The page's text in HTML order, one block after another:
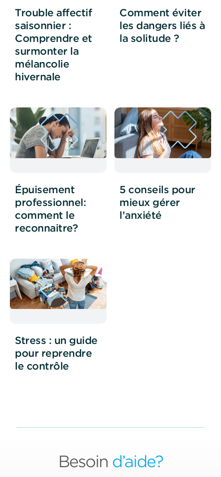
Trouble affectif
saisonnier :
Comprendre et
surmonter la
mélancolie
hivernale
Comment éviter
les dangers liés à
la solitude ?
Épuisement
professionnel:
comment le
reconnaitre?
5 conseils pour
mieux gérer
l’anxiété
Stress : un guide
pour reprendre
le contrôle
Besoin d’aide?